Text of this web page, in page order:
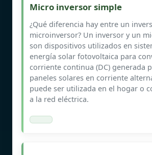
Micro inversor simple
¿Qué diferencia hay entre un
microinversor? Un inversor y un
son dispositivos utilizados en
energía solar fotovoltaica para
corriente continua (DC) generada
paneles solares en corriente
puede ser utilizada en el hogar o
a la red eléctrica.